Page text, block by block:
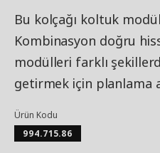
Bu kolçağı koltuk
Kombinasyon doğru
modülleri farklı
getirmek için planlama
Ürün Kodu
994.715.86